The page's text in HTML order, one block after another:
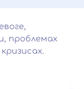
проблемах